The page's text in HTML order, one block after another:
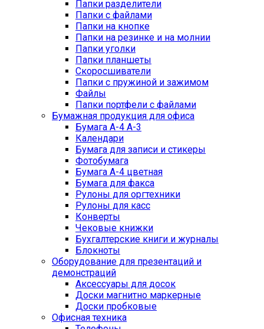
Папки разделители
Папки с файлами
Папки на кнопке
Папки на резинке и на молнии
Папки уголки
Папки планшеты
Скоросшиватели
Папки с пружиной и зажимом
Файлы
Папки портфели с файлами
Бумажная продукция для офиса
Бумага А-4 А-3
Календари
Бумага для записи и стикеры
Фотобумага
Бумага А-4 цветная
Бумага для факса
Рулоны для оргтехники
Рулоны для касс
Конверты
Чековые книжки
Бухгалтерские книги и журналы
Блокноты
Оборудование для презентаций и
демонстраций
Аксессуары для досок
Доски магнитно маркерные
Доски пробковые
Офисная техника